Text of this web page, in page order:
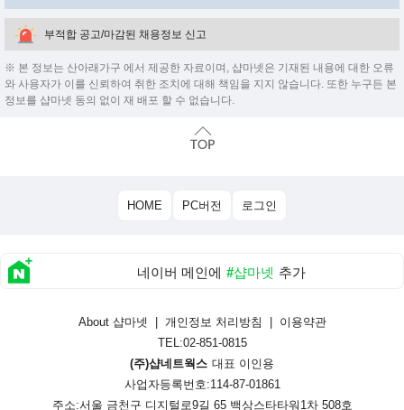
부적합 공고/마감된 채용정보 신고
※ 본 정보는 산아래가구 에서 제공한 자료이며, 샵마넷은 기재된 내용에 대한 오류
와 사용자가 이를 신뢰하여 취한 조치에 대해 책임을 지지 않습니다. 또한 누구든 본
정보를 샵마넷 동의 없이 재 배포 할 수 없습니다.
HOME PC버전 로그인
네이버 메인에 #샵마넷 추가
About 샵마넷 개인정보 처리방침
이용약관
TEL:02-851-0815
(주)샵네트웍스 대표 이인용
사업자등록번호:114-87-01861
주소:서울 금천구 디지털로9길 65 백상스타타워1차 508호